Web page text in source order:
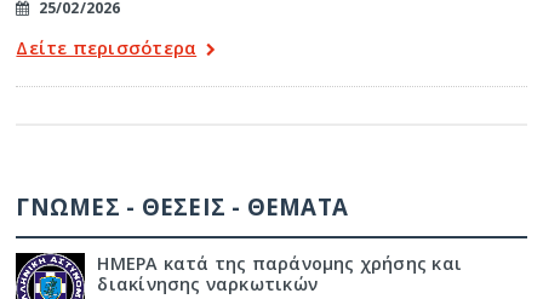
25/02/2026
Δείτε περισσότερα
ΓΝΩΜΕΣ - ΘΕΣΕΙΣ - ΘΕΜΑΤΑ
ΗΜΕΡΑ κατά της παράνομης χρήσης και
διακίνησης ναρκωτικών